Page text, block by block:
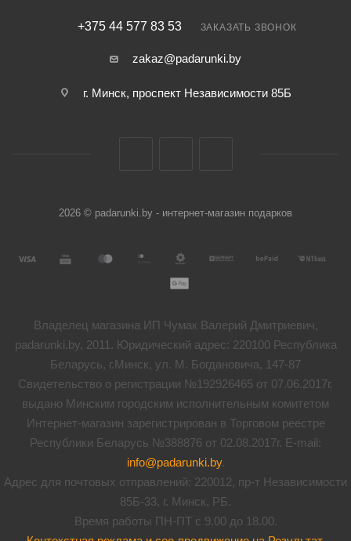
+375 44 577 83 53 ЗАКАЗАТЬ ЗВОНОК
zakaz@padarunki.by
г. Минск, проспект Независимости 85Б
2026 © padarunki.by - интернет-магазин подарков
Владелец магазина ИП Чумак Валерий Дмитриевич,
padarunki.by, 2011. Юридический адрес: 220100 Республика
Беларусь, г.Минск, ул. М. Богдановича, 147-87
Свидетельство о регистрации №192926465 от 07.06.2017г.
выдано Минским городским исполнительным комитетом
Интернет-магазин зарегистрирован в Торговом реестре
Республики Беларусь №388876 от 02.08.2017г. E-mail:
info@padarunki.by.
Адрес для почтовых отправлений: 220012, пр-т Независимости
85Б-33, г. Минск, РБ.
Время работы ПН-ПТ с 9.00 до 18.00.